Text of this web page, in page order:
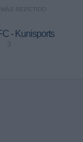
REPETIDO
- Kunisports
3